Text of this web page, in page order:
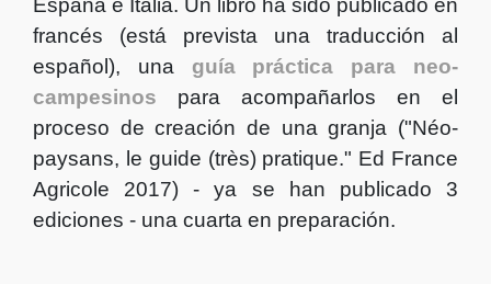
España e Italia. Un libro ha sido publicado en
francés (está prevista una traducción al
español), una guía práctica para neo-
campesinos
para acompañarlos en el
proceso de creación de una granja ("Néo-
paysans, le guide (très) pratique." Ed France
Agricole 2017) - ya se han publicado 3
ediciones - una cuarta en preparación.